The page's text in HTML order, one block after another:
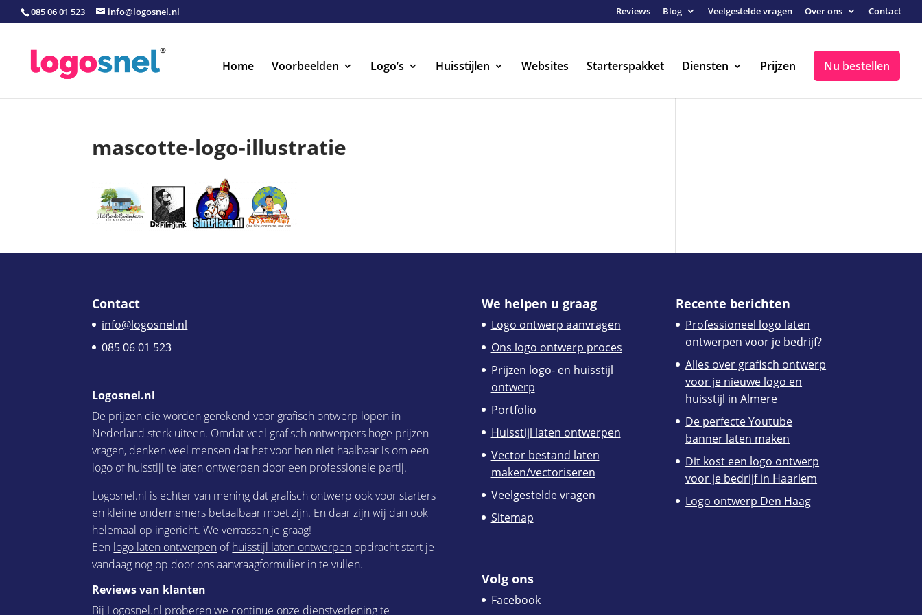
085 06 01 523 info@logosnel.nl Reviews Blog Veelgestelde vragen Over ons Contact
Home Voorbeelden Logo’s Huisstijlen Websites Starterspakket Diensten Prijzen Nu bestellen
mascotte-logo-illustratie
Contact
info@logosnel.nl
085 06 01 523
Logosnel.nl
De prijzen die worden gerekend voor grafisch ontwerp lopen in
Nederland sterk uiteen. Omdat veel grafisch ontwerpers hoge prijzen
vragen, denken veel mensen dat het voor hen niet haalbaar is om een
logo of huisstijl te laten ontwerpen door een professionele partij.
Logosnel.nl is echter van mening dat grafisch ontwerp ook voor starters
en kleine ondernemers betaalbaar moet zijn. En daar zijn wij dan ook
helemaal op ingericht. We verrassen je graag!
Een logo laten ontwerpen ofhuisstijl laten ontwerpen opdracht start je
vandaag nog op door ons aanvraagformulier in te vullen.
Reviews van klanten
Bij Logosnel.nl proberen we continue onze dienstverlening te
We helpen u graag
Logo ontwerp aanvragen
Ons logo ontwerp proces
Prijzen logo- en huisstijl
ontwerp
Portfolio
Huisstijl laten ontwerpen
Vector bestand laten
maken/vectoriseren
Veelgestelde vragen
Sitemap
Volg ons
Facebook
Recente berichten
Professioneel logo laten
ontwerpen voor je bedrijf?
Alles over grafisch ontwerp
voor je nieuwe logo en
huisstijl in Almere
De perfecte Youtube
banner laten maken
Dit kost een logo ontwerp
voor je bedrijf in Haarlem
Logo ontwerp Den Haag